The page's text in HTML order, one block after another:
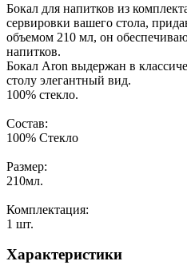
Бокал для напитков из
сервировки вашего стола,
объемом 210 мл, он
напитков.
Бокал Aron выдержан в
столу элегантный вид.
100% стекло.
Состав:
100% Стекло
Размер:
210мл.
Комплектация:
1 шт.
Характеристики